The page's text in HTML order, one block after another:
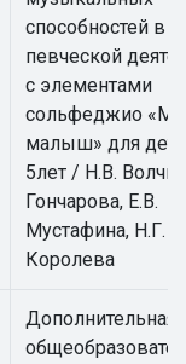
способностей в
певческой
с элементами
сольфеджио
малыш» для
5лет / Н.В.
Гончарова, Е.В.
Мустафина, Н.Г.
Королева
Дополнительная